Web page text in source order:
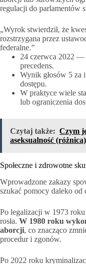
regulacji do parlamentów
„Wyrok stwierdził, że
rozstrzygana przez
federalne.”
24 czerwca 2022 —
precedens.
Wynik głosów 5 za
dostępu.
W praktyce wiele
lub ograniczenia
Czytaj także: Czym
aseksualność
Społeczne i zdrowotne
Wprowadzone zakazy
szukać pomocy daleko od
Po legalizacji w 1973
rosła. W 1980 roku
aborcji, co znacząco
procedur i zgonów.
Po 2022 roku